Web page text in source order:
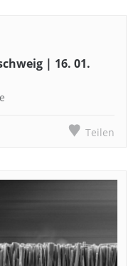
| 16. 01.
Teilen